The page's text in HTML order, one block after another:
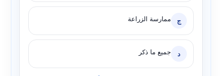
ج ممارسة الزراعة
د جميع ما ذكر